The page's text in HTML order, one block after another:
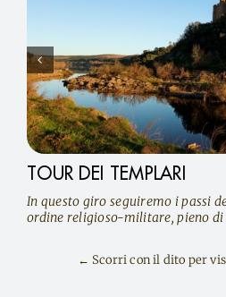
TOUR DEI TEMPLARI
In questo giro seguiremo i passi
ordine religioso-militare, pieno
← Scorri con il dito per